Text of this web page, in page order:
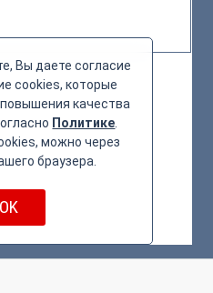
Вы даете согласие
cookies, которые
качества
Политике
можно через
браузера.
OK